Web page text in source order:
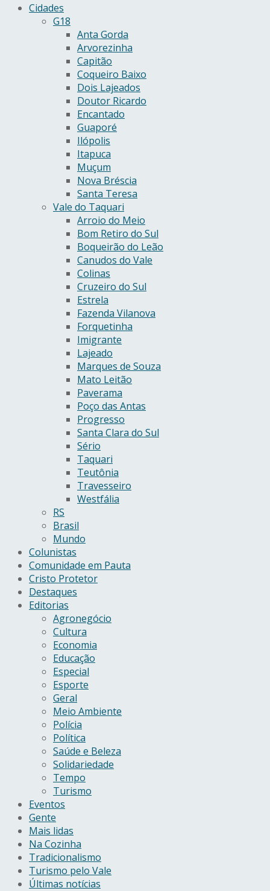
Cidades
G18
Anta Gorda
Arvorezinha
Capitão
Coqueiro Baixo
Dois Lajeados
Doutor Ricardo
Encantado
Guaporé
Ilópolis
Itapuca
Muçum
Nova Bréscia
Santa Teresa
Vale do Taquari
Arroio do Meio
Bom Retiro do Sul
Boqueirão do Leão
Canudos do Vale
Colinas
Cruzeiro do Sul
Estrela
Fazenda Vilanova
Forquetinha
Imigrante
Lajeado
Marques de Souza
Mato Leitão
Paverama
Poço das Antas
Progresso
Santa Clara do Sul
Sério
Taquari
Teutônia
Travesseiro
Westfália
RS
Brasil
Mundo
Colunistas
Comunidade em Pauta
Cristo Protetor
Destaques
Editorias
Agronegócio
Cultura
Economia
Educação
Especial
Esporte
Geral
Meio Ambiente
Polícia
Política
Saúde e Beleza
Solidariedade
Tempo
Turismo
Eventos
Gente
Mais lidas
Na Cozinha
Tradicionalismo
Turismo pelo Vale
Últimas notícias